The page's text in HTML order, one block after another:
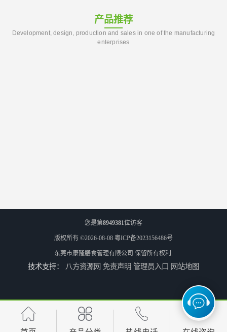
产品推荐
Development, design, production and sales in one of the manufacturing
enterprises
您是第8949381位访客
版权所有 ©2026-08-08 粤ICP备2023156486号
东莞市康隆膳食管理有限公司 保留所有权利.
技术支持： 八方资源网 免责声明 管理员入口 网站地图